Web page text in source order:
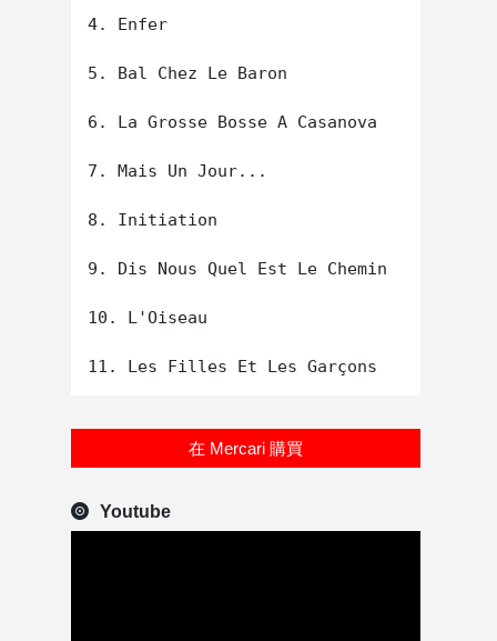
4. Enfer
5. Bal Chez Le Baron
6. La Grosse Bosse A Casanova
7. Mais Un Jour...
8. Initiation
9. Dis Nous Quel Est Le Chemin
10. L'Oiseau
在 Mercari 購買
Youtube